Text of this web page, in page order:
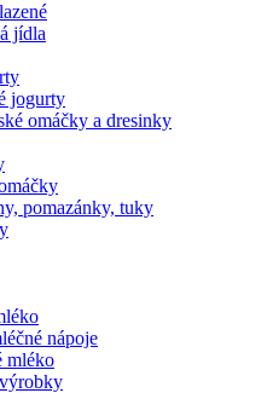
jídla
jogurty
omáčky a dresinky
pomazánky, tuky
nápoje
mléko